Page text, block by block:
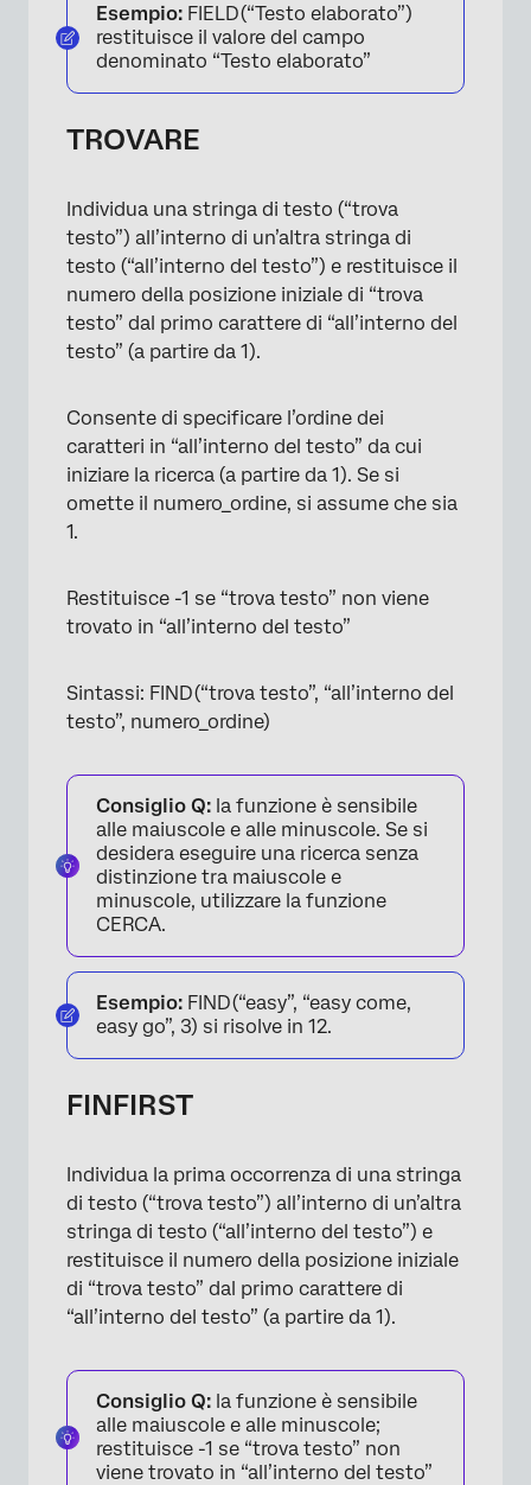
Esempio: FIELD(“Testo elaborato”)
restituisce il valore del campo
denominato “Testo elaborato”
TROVARE
Individua una stringa di testo (“trova
testo”) all’interno di un’altra stringa di
testo (“all’interno del testo”) e restituisce il
numero della posizione iniziale di “trova
testo” dal primo carattere di “all’interno del
testo” (a partire da 1).
Consente di specificare l’ordine dei
caratteri in “all’interno del testo” da cui
iniziare la ricerca (a partire da 1). Se si
omette il numero_ordine, si assume che sia
1.
Restituisce -1 se “trova testo” non viene
trovato in “all’interno del testo”
Sintassi: FIND(“trova testo”, “all’interno del
testo”, numero_ordine)
Consiglio Q: la funzione è sensibile
alle maiuscole e alle minuscole. Se si
desidera eseguire una ricerca senza
distinzione tra maiuscole e
minuscole, utilizzare la funzione
CERCA.
Esempio: FIND(“easy”, “easy come,
easy go”, 3) si risolve in 12.
FINFIRST
Individua la prima occorrenza di una stringa
di testo (“trova testo”) all’interno di un’altra
stringa di testo (“all’interno del testo”) e
restituisce il numero della posizione iniziale
di “trova testo” dal primo carattere di
“all’interno del testo” (a partire da 1).
Consiglio Q: la funzione è sensibile
alle maiuscole e alle minuscole;
restituisce -1 se “trova testo” non
viene trovato in “all’interno del testo”